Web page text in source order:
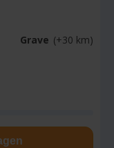
Grave (+30 km)